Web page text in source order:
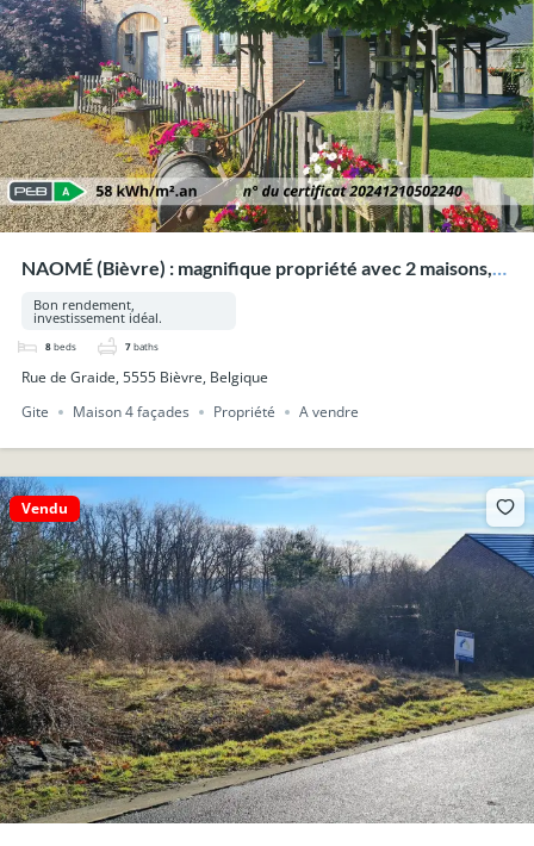
NAOMÉ (Bièvre) : magnifique propriété avec 2 maisons,
piscine, wellness, sur 33a 53ca.
Bon rendement,
investissement idéal.
8 beds 7 baths
Rue de Graide, 5555 Bièvre, Belgique
Gite
Maison 4 façades Propriété A vendre
Vendu